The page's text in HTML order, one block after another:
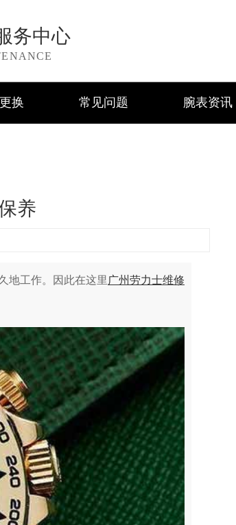
务中心
换 常见问题 腕表资讯
养
工作。因此在这里 广州劳力士维修